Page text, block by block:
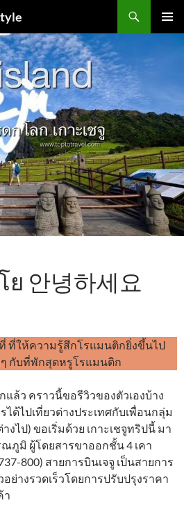
안녕하세요
ที่ให้ความรู้สึกโรแมนติกยิ่งขึ้นไป
กับที่พักสุดหรูโรแมนติก
ล้ว คราวนี้ขอรีวิวของตัวเองบ้าง
ได้ไปเที่ยวต่างประเทศกับเพื่อนกลุ่ม
ไป) ขอเริ่มด้วย เกาะเชจูทริปนี้ มา
ภูมิ ผู้โดยสารขาออกชั้น 4 เคา
800) สายการบินเจจู เป็นสายการ
างรวดเร็วโดยการปรับปรุงราคา
า